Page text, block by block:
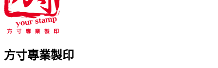
方寸專業製印